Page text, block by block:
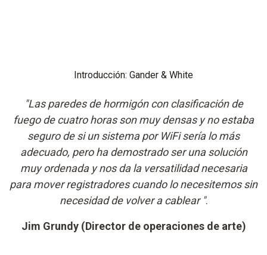
Introducción: Gander & White
"Las paredes de hormigón con clasificación de
fuego de cuatro horas son muy densas y no estaba
seguro de si un sistema por WiFi sería lo más
adecuado, pero ha demostrado ser una solución
muy ordenada y nos da la versatilidad necesaria
para mover registradores cuando lo necesitemos sin
necesidad de volver a cablear ".
Jim Grundy (Director de operaciones de arte)